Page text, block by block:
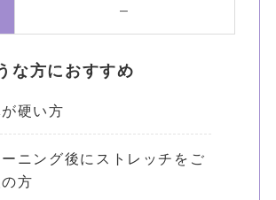
–
な方におすすめ
硬い方
ーニング後にストレッチをご
方